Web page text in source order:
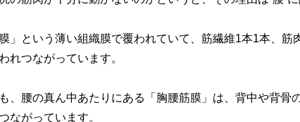
」という薄い組織膜で覆われていて、筋繊維1本1本、筋
れつながっています。
、腰の真ん中あたりにある「胸腰筋膜」は、背中や背骨
ながっています。